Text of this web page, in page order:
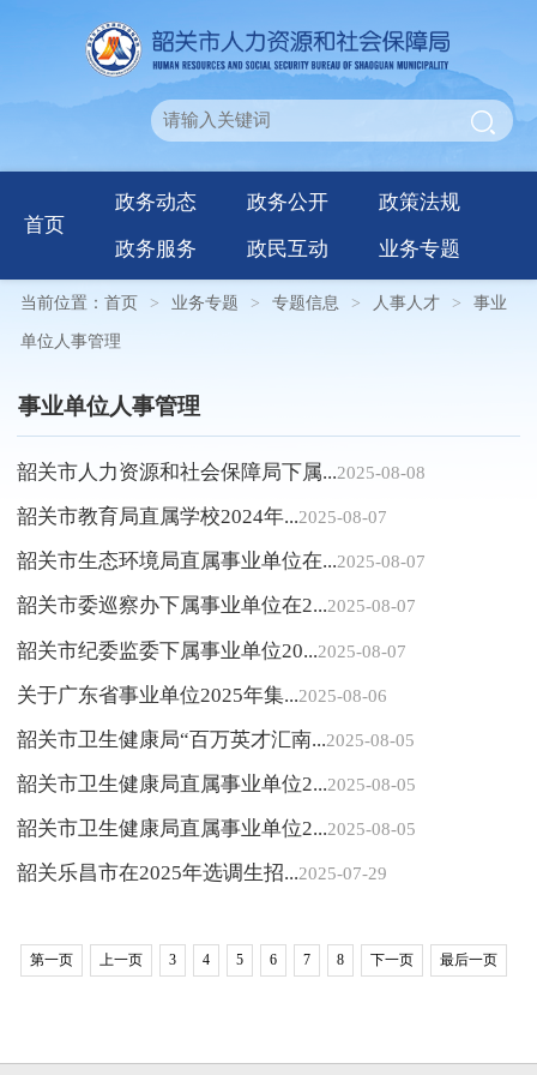
首页
政务动态 政务公开 政策法规
政务服务 政民互动 业务专题
当前位置： 首页 > 业务专题 > 专题信息 > 人事人才 > 事业
单位人事管理
事业单位人事管理
韶关市人力资源和社会保障局下属...2025-08-08
韶关市教育局直属学校2024年...2025-08-07
韶关市生态环境局直属事业单位在...2025-08-07
韶关市委巡察办下属事业单位在2...2025-08-07
韶关市纪委监委下属事业单位20...2025-08-07
关于广东省事业单位2025年集...2025-08-06
韶关市卫生健康局“百万英才汇南...2025-08-05
韶关市卫生健康局直属事业单位2...2025-08-05
韶关市卫生健康局直属事业单位2...2025-08-05
韶关乐昌市在2025年选调生招...2025-07-29
第一页 上一页 3 4 5 6 7 8 下一页 最后一页